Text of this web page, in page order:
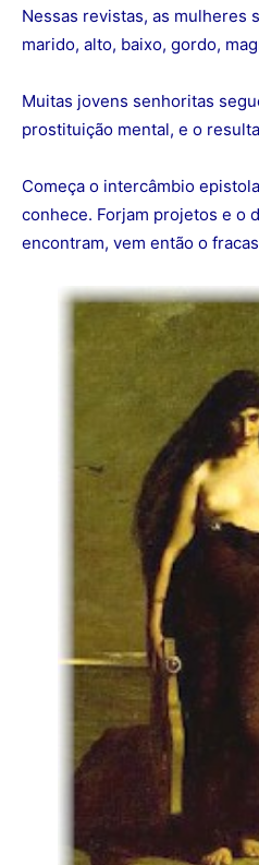
Nessas revistas, as mulheres
marido, alto, baixo, gordo,
Muitas jovens senhoritas
prostituição mental, e o
Começa o intercâmbio
conhece. Forjam projetos e o
encontram, vem então o